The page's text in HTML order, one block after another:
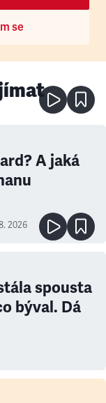
se
A jaká
2026
spousta
býval. Dá